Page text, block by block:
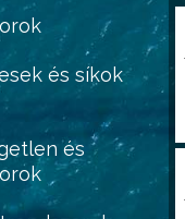
és síkok
és